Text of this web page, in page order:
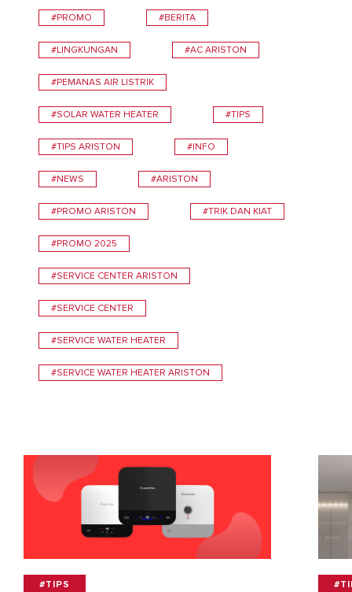
#PROMO #BERITA
#LINGKUNGAN #AC ARISTON
#PEMANAS AIR LISTRIK
#SOLAR WATER HEATER #TIPS
#TIPS ARISTON #INFO
#NEWS #ARISTON
#PROMO ARISTON #TRIK DAN KIAT
#PROMO 2025
#SERVICE CENTER ARISTON
#SERVICE CENTER
#SERVICE WATER HEATER
#SERVICE WATER HEATER ARISTON
#TIPS